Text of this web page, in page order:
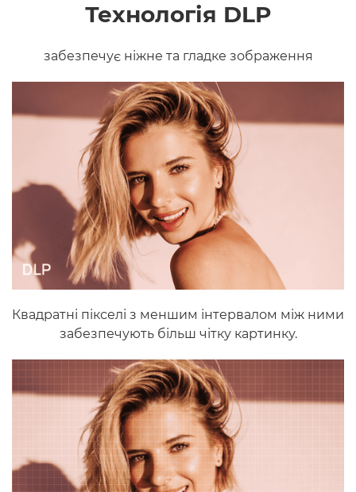
Технологія DLP
забезпечує ніжне та гладке зображення
Квадратні пікселі з меншим інтервалом між ними
забезпечують більш чітку картинку.